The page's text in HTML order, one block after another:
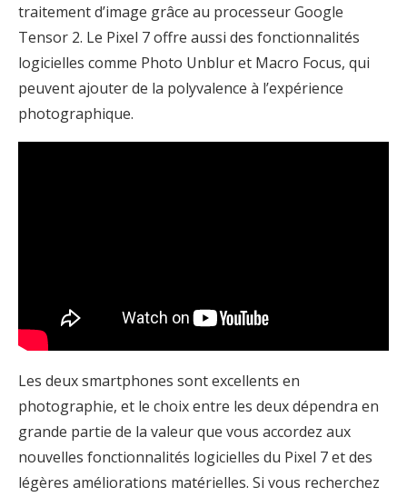
traitement d’image grâce au processeur Google
Tensor 2. Le Pixel 7 offre aussi des fonctionnalités
logicielles comme Photo Unblur et Macro Focus, qui
peuvent ajouter de la polyvalence à l’expérience
photographique.
Les deux smartphones sont excellents en
photographie, et le choix entre les deux dépendra en
grande partie de la valeur que vous accordez aux
nouvelles fonctionnalités logicielles du Pixel 7 et des
légères améliorations matérielles. Si vous recherchez